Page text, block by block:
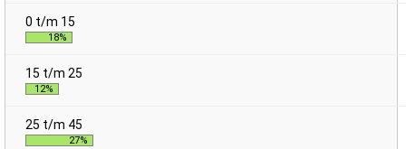
18%
12%
27%